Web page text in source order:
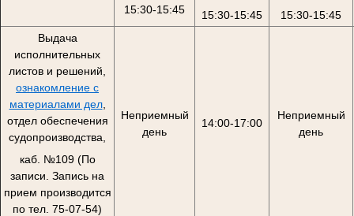
15:30-15:45
15:30-15:45
15:30-15:45
Выдача
исполнительных
листов и решений,
ознакомление с
материалами дел,
отдел обеспечения
судопроизводства,
каб. №109 (По
записи. Запись на
прием производится
по тел. 75-07-54)
Неприемный
день
14:00-17:00
Неприемный
день